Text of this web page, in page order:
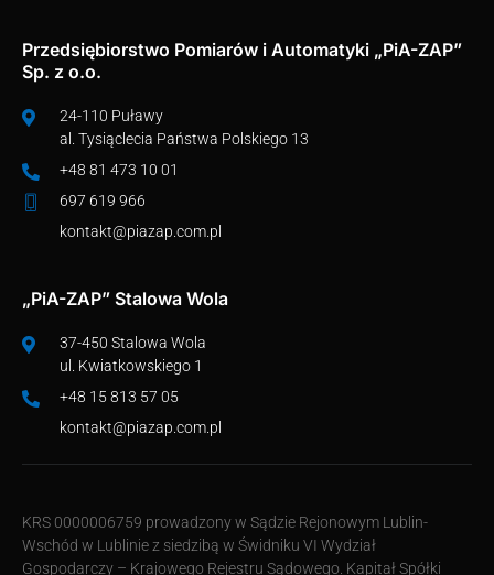
Przedsiębiorstwo Pomiarów i Automatyki „PiA-ZAP”
Sp. z o.o.
24-110 Puławy
al. Tysiąclecia Państwa Polskiego 13
+48 81 473 10 01
697 619 966
kontakt@piazap.com.pl
„PiA-ZAP” Stalowa Wola
37-450 Stalowa Wola
ul. Kwiatkowskiego 1
+48 15 813 57 05
kontakt@piazap.com.pl
KRS 0000006759 prowadzony w Sądzie Rejonowym Lublin-
Wschód w Lublinie z siedzibą w Świdniku VI Wydział
Gospodarczy – Krajowego Rejestru Sądowego. Kapitał Spółki